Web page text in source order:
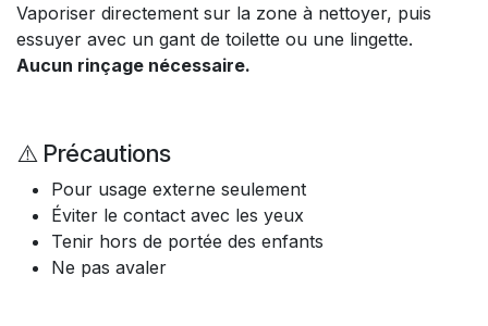
Vaporiser directement sur la zone à nettoyer, puis
essuyer avec un gant de toilette ou une lingette.
Aucun rinçage nécessaire.
⚠️ Précautions
Pour usage externe seulement
Éviter le contact avec les yeux
Tenir hors de portée des enfants
Ne pas avaler